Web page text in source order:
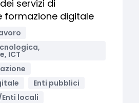
servizi di
formazione digitale
ICT
Enti pubblici
locali